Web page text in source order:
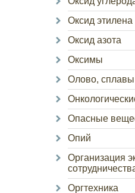
Оксид этилена
Оксид азота
Оксимы
Олово,
Опасные
Опий
Организация
Оргтехника